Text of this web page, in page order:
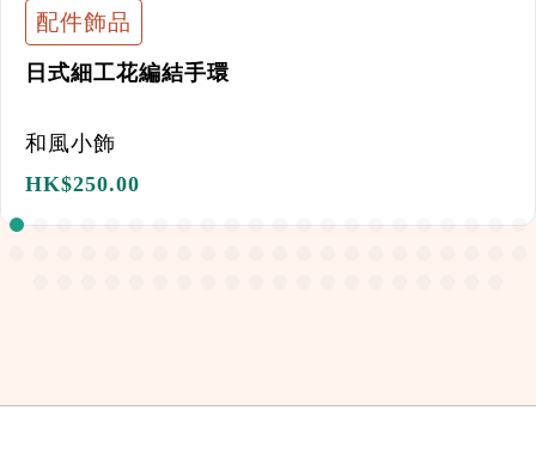
配件飾品
日式細工花編結手環
和風小飾
HK$250.00